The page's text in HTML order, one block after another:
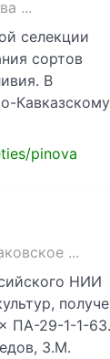
...
селекции
сортов
В
Кавказскому
pinova
...
НИИ
ПА-29-1-1-63.
З.М.